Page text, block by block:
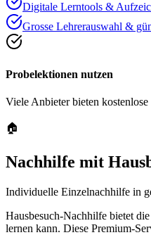
Digitale Lerntools &
Grosse Lehrerauswahl &
Probelektionen nutzen
Viele Anbieter bieten
🏠
Nachhilfe mit
Individuelle Einzelnachhilfe in
Hausbesuch-Nachhilfe bietet
lernen kann. Diese Premium-